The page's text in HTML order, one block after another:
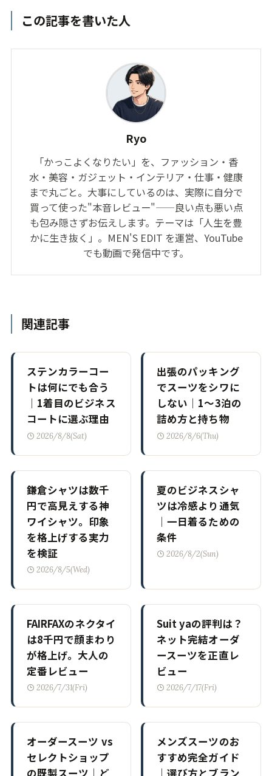
この記事を書いた人
Ryo
「かっこよくなりたい」を、ファッション・香
水・美容・ガジェット・インテリア・仕事・健康
まで丸ごと。大事にしているのは、実際に自分で
買って使った"本音レビュー"——良い点も悪い点
も包み隠さずお伝えします。テーマは「人生を豊
かに生き抜く」。MEN'S EDIT を運営、YouTube
でも動画で発信中です。
関連記事
ステンカラーコー
トは何にでも合う
｜1着目のビジネス
コートに選ぶ理由
2026/8/8(Sat)
出張のパッキング
でスーツをシワに
しない｜1〜3泊の
詰め方と持ち物
2026/8/6(Thu)
鎌倉シャツは数千
円で高見えする神
ワイシャツ。印象
を格上げする実力
を検証
2026/8/5(Wed)
夏のビジネスシャ
ツは冷感より通気
｜一日着るための
条件
2026/8/2(Sun)
FAIRFAXのネクタイ
は8千円で顔まわり
が格上げ。大人の
定番レビュー
2026/7/31(Fri)
Suit yaの評判は？
ネット完結オーダ
ースーツを正直レ
ビュー
2026/7/17(Fri)
オーダースーツ vs
セレクトショップ
メンズスーツのお
すすめ完全ガイド